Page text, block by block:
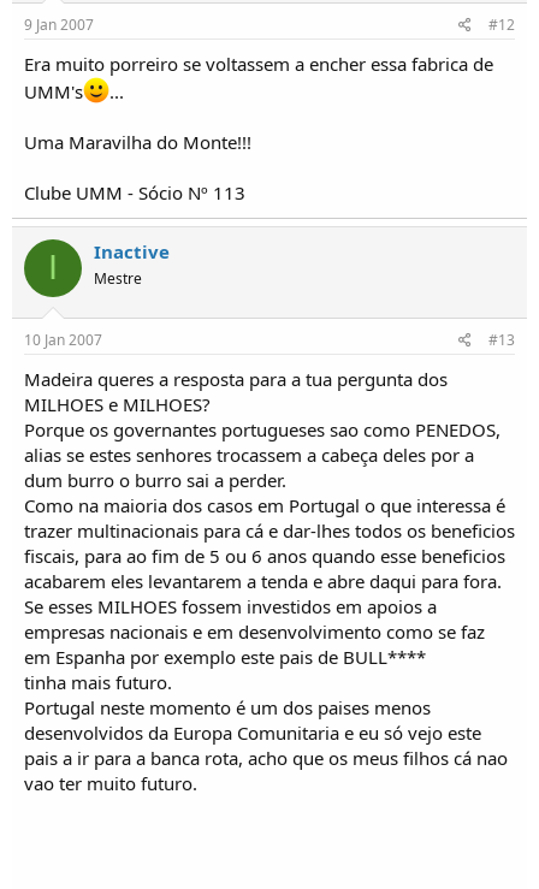
9 Jan 2007 #12
Era muito porreiro se voltassem a encher essa fabrica de
UMM's
...
Uma Maravilha do Monte!!!
Clube UMM - Sócio Nº 113
I Inactive
Mestre
10 Jan 2007 #13
Madeira queres a resposta para a tua pergunta dos
MILHOES e MILHOES?
Porque os governantes portugueses sao como PENEDOS,
alias se estes senhores trocassem a cabeça deles por a
dum burro o burro sai a perder.
Como na maioria dos casos em Portugal o que interessa é
trazer multinacionais para cá e dar-lhes todos os beneficios
fiscais, para ao fim de 5 ou 6 anos quando esse beneficios
acabarem eles levantarem a tenda e abre daqui para fora.
Se esses MILHOES fossem investidos em apoios a
empresas nacionais e em desenvolvimento como se faz
em Espanha por exemplo este pais de BULL****
tinha mais futuro.
Portugal neste momento é um dos paises menos
desenvolvidos da Europa Comunitaria e eu só vejo este
pais a ir para a banca rota, acho que os meus filhos cá nao
vao ter muito futuro.